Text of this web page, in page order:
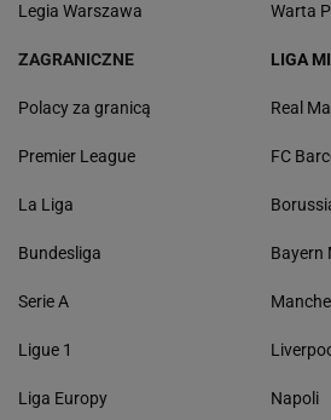
Legia Warszawa Warta
ZAGRANICZNE
Polacy za granicą
Premier League
La Liga
Bundesliga
Serie A
Ligue 1
Liga Europy
LIGA
Real
FC
Bayern
Napoli